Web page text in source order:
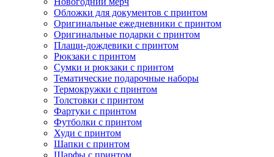
Обложки для документов с принтом
Оригинальные ежедневники с принтом
Оригинальные подарки с принтом
Плащи-дождевики с принтом
Рюкзаки с принтом
Сумки и рюкзаки с принтом
Тематические подарочные наборы
Термокружки с принтом
Толстовки с принтом
Фартуки с принтом
Футболки с принтом
Худи с принтом
Шапки с принтом